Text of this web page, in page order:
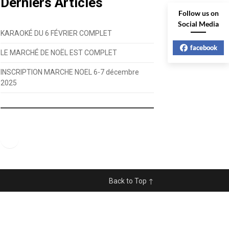
KARAOKÉ DU 6 FÉVRIER COMPLET
LE MARCHÉ DE NOËL EST COMPLET
INSCRIPTION MARCHE NOEL 6-7 décembre
2025
Back to Top ↑
Follow us on
Social Media
facebook